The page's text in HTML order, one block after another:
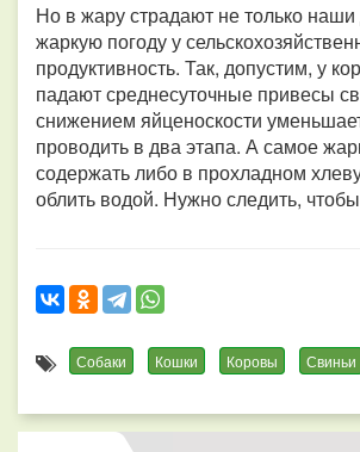
Но в жару страдают не только
жаркую погоду у
продуктивность. Так, допустим, у
падают среднесуточные привесы
снижением яйценоскости
проводить в два этапа. А самое
содержать либо в прохладном
облить водой. Нужно следить,
Собаки Кошки Коровы Свиньи